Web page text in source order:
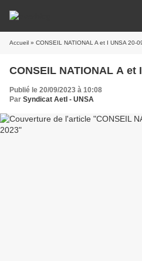
Accueil » CONSEIL NATIONAL A et I UNSA 20-
CONSEIL NATIONAL A et
Publié le 20/09/2023 à 10:08
Par Syndicat AetI - UNSA